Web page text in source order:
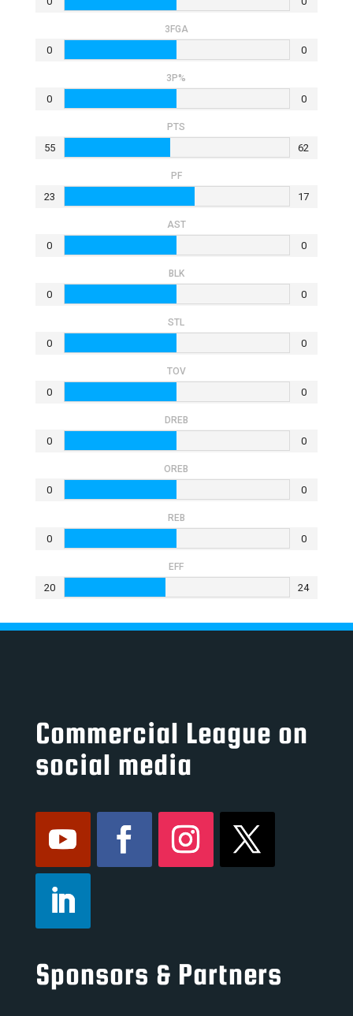
3FGA
0 0
3P%
0 0
PTS
55 62
PF
23 17
AST
0 0
BLK
0 0
STL
0 0
TOV
0 0
DRΕB
0 0
OREB
0 0
REB
0 0
EFF
20 24
Commercial League on
social media
Sponsors & Partners